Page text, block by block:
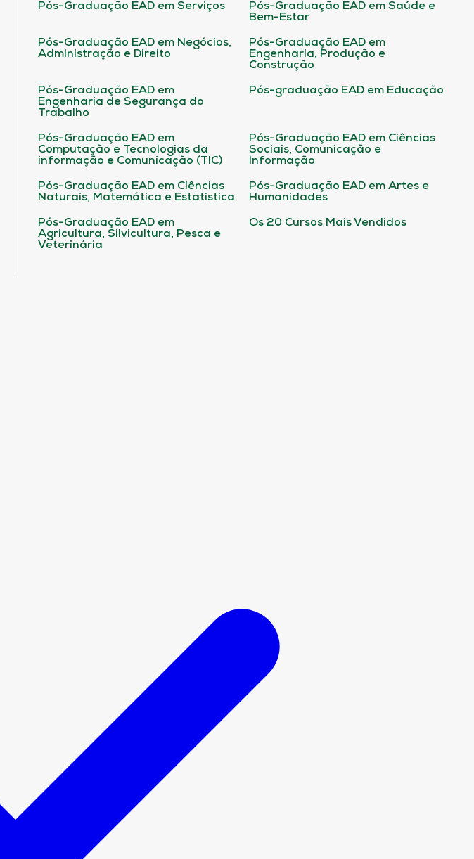
Pós-Graduação EAD em Serviços
Pós-Graduação EAD em Saúde e
Bem-Estar
Pós-Graduação EAD em Negócios,
Administração e Direito
Pós-Graduação EAD em
Engenharia, Produção e
Construção
Pós-Graduação EAD em
Engenharia de Segurança do
Trabalho
Pós-graduação EAD em Educação
Pós-Graduação EAD em
Computação e Tecnologias da
informação e Comunicação (TIC)
Pós-Graduação EAD em Ciências
Sociais, Comunicação e
Informação
Pós-Graduação EAD em Ciências
Naturais, Matemática e Estatística
Pós-Graduação EAD em Artes e
Humanidades
Pós-Graduação EAD em
Agricultura, Silvicultura, Pesca e
Veterinária
Os 20 Cursos Mais Vendidos